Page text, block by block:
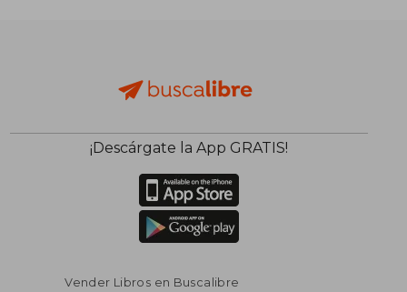
¡Descárgate la App GRATIS!
Vender Libros en Buscalibre